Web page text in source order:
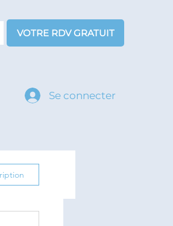
VOTRE RDV GRATUIT
Se connecter